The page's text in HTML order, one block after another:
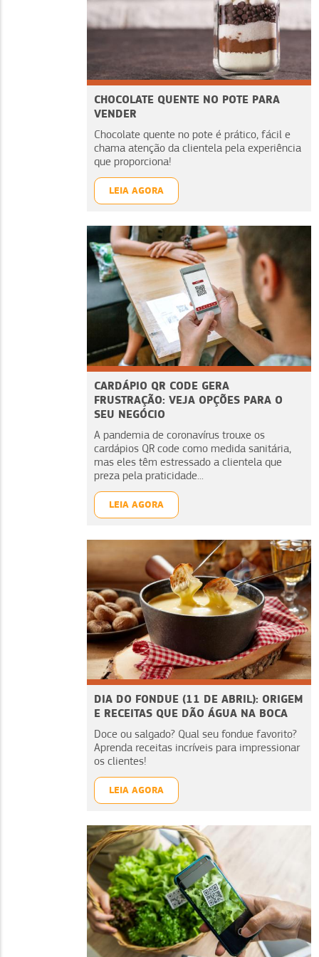
CHOCOLATE QUENTE NO POTE PARA
VENDER
Chocolate quente no pote é prático, fácil e
chama atenção da clientela pela experiência
que proporciona!
LEIA AGORA
CARDÁPIO QR CODE GERA
FRUSTRAÇÃO: VEJA OPÇÕES PARA O
SEU NEGÓCIO
A pandemia de coronavírus trouxe os
cardápios QR code como medida sanitária,
mas eles têm estressado a clientela que
preza pela praticidade...
LEIA AGORA
DIA DO FONDUE (11 DE ABRIL): ORIGEM
E RECEITAS QUE DÃO ÁGUA NA BOCA
Doce ou salgado? Qual seu fondue favorito?
Aprenda receitas incríveis para impressionar
os clientes!
LEIA AGORA